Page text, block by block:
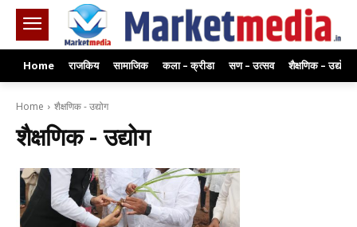
Home राजकिय सामाजिक कला – क्रीडा सण – उत्सव शैक्षणिक – उद्योग
Home शैक्षणिक - उद्योग
शैक्षणिक - उद्योग